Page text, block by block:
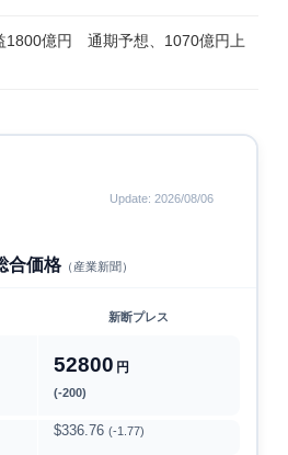
億円 通期予想、1070億円上
Update: 2026/08/06
合価格（産業新聞）
新断プレス
52800 円
(-200)
$336.76 (-1.77)